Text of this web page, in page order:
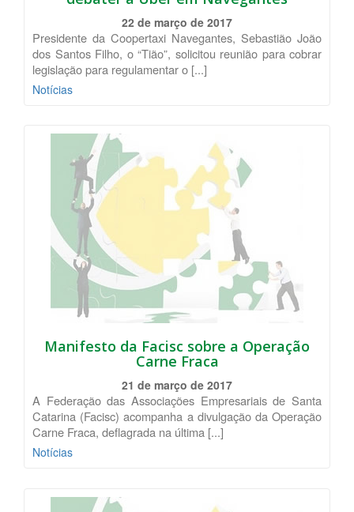
22 de março de 2017
Presidente da Coopertaxi Navegantes, Sebastião João
dos Santos Filho, o “Tião”, solicitou reunião para cobrar
legislação para regulamentar o [...]
Notícias
Manifesto da Facisc sobre a Operação
Carne Fraca
21 de março de 2017
A Federação das Associações Empresariais de Santa
Catarina (Facisc) acompanha a divulgação da Operação
Carne Fraca, deflagrada na última [...]
Notícias